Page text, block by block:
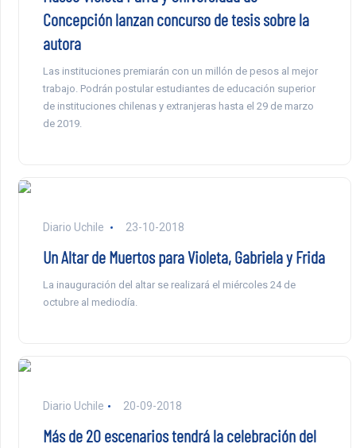
Concepción lanzan concurso de tesis sobre la
autora
Las instituciones premiarán con un millón de pesos al mejor
trabajo. Podrán postular estudiantes de educación superior
de instituciones chilenas y extranjeras hasta el 29 de marzo
de 2019.
Diario Uchile 23-10-2018
Un Altar de Muertos para Violeta, Gabriela y Frida
La inauguración del altar se realizará el miércoles 24 de
octubre al mediodía.
Diario Uchile 20-09-2018
Más de 20 escenarios tendrá la celebración del